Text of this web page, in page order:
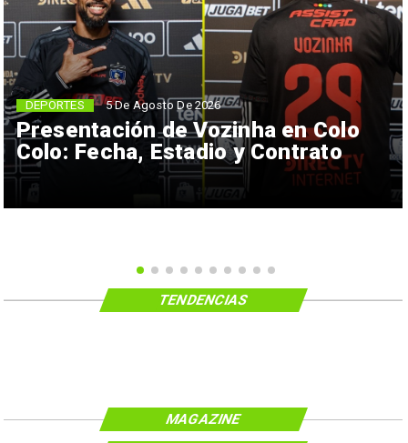
Presentación de Vozinha en Colo
Colo: Fecha, Estadio y Contrato
DEPORTES 5 De Agosto De 2026
TENDENCIAS
MAGAZINE